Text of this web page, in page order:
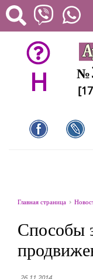
H №
Главная страница
Способы